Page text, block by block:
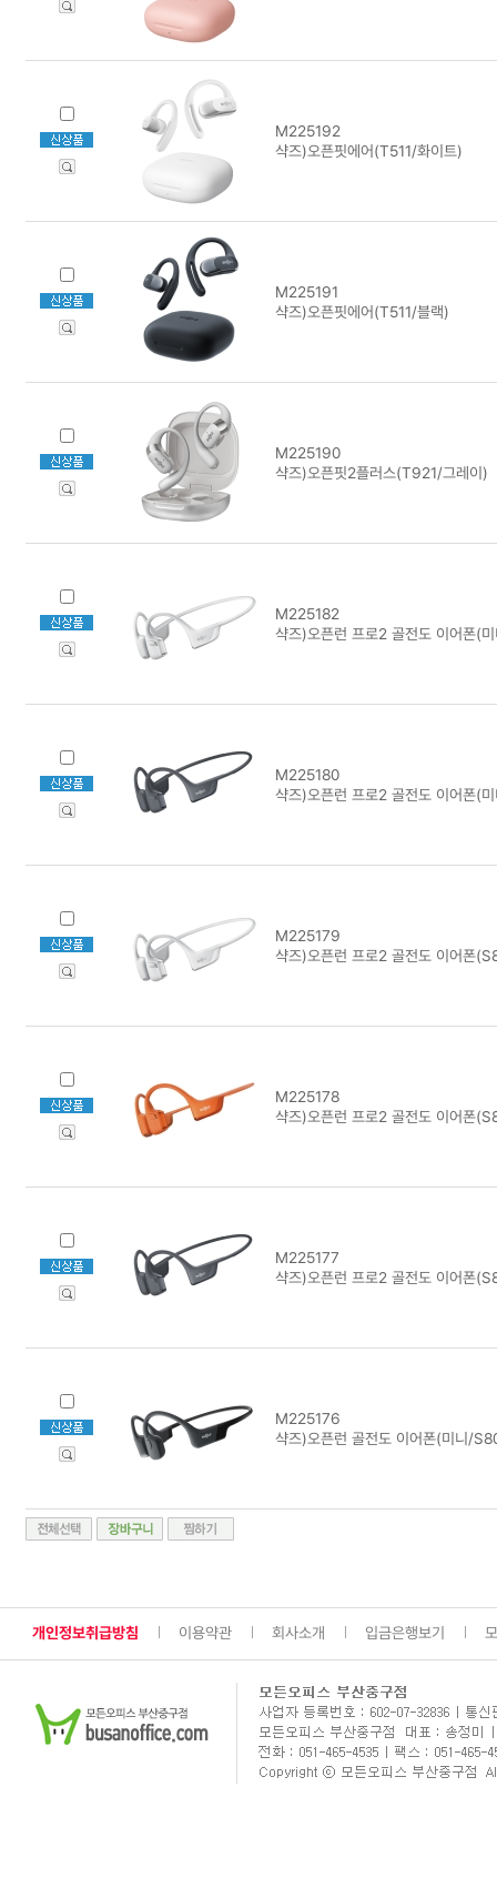
M225192
샥즈)오픈핏에어(T511/화이트)
M225191
샥즈)오픈핏에어(T511/블랙)
M225190
샥즈)오픈핏2플러스(T921/그레이)
M225182
샥즈)오픈런 프로2 골전도 이어폰(
M225180
샥즈)오픈런 프로2 골전도 이어폰(
M225179
샥즈)오픈런 프로2 골전도 이어폰
M225178
샥즈)오픈런 프로2 골전도 이어폰
M225177
샥즈)오픈런 프로2 골전도 이어폰
M225176
샥즈)오픈런 골전도 이어폰(미니/
개인정보취급방침 이용약관 회사소개 입금은행보기